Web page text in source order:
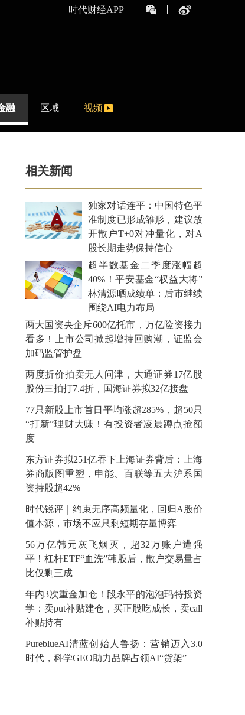
时代财经APP
融 区域 视频
相关新闻
独家对话连平：中国特色平
准制度已形成雏形，建议放
开散户T+0对冲量化，对A
股长期走势保持信心
超半数基金二季度涨幅超
40%！平安基金“权益大将”
林清源晒成绩单：后市继续
围绕AI电力布局
两大国资央企斥600亿托市，万亿险资接力
看多！上市公司掀起增持回购潮，证监会
加码监管护盘
两度折价拍卖无人问津，大通证券17亿股
股份三拍打7.4折，国海证券拟32亿接盘
77只新股上市首日平均涨超285%，超50只
“打新”理财大赚！有投资者凌晨蹲点抢额
度
东方证券拟251亿吞下上海证券背后：上海
券商版图重塑，申能、百联等五大沪系国
资持股超42%
时代锐评｜约束无序高频量化，回归A股价
值本源，市场不应只剩短期存量博弈
56万亿韩元灰飞烟灭，超32万账户遭强
平！杠杆ETF“血洗”韩股后，散户交易量占
比仅剩三成
年内3次重金加仓！段永平的泡泡玛特投资
学：卖put补贴建仓，买正股吃成长，卖call
补贴持有
​PureblueAI清蓝创始人鲁扬：营销迈入3.0
时代，科学GEO助力品牌占领AI“货架”